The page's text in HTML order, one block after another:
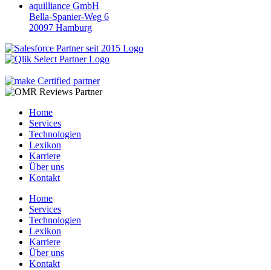
aquilliance GmbH
Bella-Spanier-Weg 6
20097 Hamburg
Home
Services
Technologien
Lexikon
Karriere
Über uns
Kontakt
Home
Services
Technologien
Lexikon
Karriere
Über uns
Kontakt